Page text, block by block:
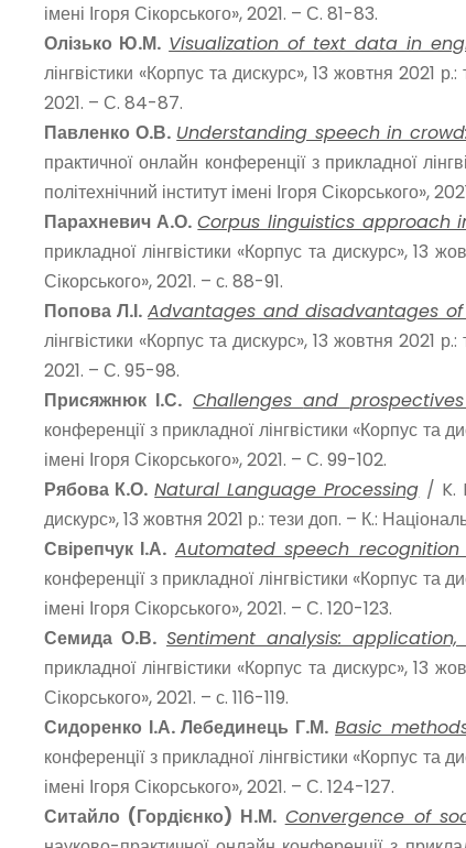
імені Ігоря Сікорського», 2021. – С. 81-83.
Олізько Ю.М. Visualization of text data in
лінгвістики «Корпус та дискурс», 13 жовтня 2021
2021. – С. 84-87.
Павленко О.В. Understanding speech in
практичної онлайн конференції з прикладної
політехнічний інститут імені Ігоря Сікорського»,
Парахневич А.О. Corpus linguistics approach
прикладної лінгвістики «Корпус та дискурс», 13
Сікорського», 2021. – с. 88-91.
Попова Л.І. Advantages and disadvantages
лінгвістики «Корпус та дискурс», 13 жовтня 2021
2021. – С. 95-98.
Присяжнюк І.С. Challengesand
конференції з прикладної лінгвістики «Корпус та
імені Ігоря Сікорського», 2021. – С. 99-102.
Рябова К.О. Natural Language Processing / K.
дискурс», 13 жовтня 2021 р.: тези доп. – К.:
Свірепчук І.А. Automated speech
конференції з прикладної лінгвістики «Корпус та
імені Ігоря Сікорського», 2021. – С. 120-123.
Семида О.В. Sentiment analysis:
прикладної лінгвістики «Корпус та дискурс», 13
Сікорського», 2021. – с. 116-119.
Сидоренко І.А. Лебединець Г.М. Basic
конференції з прикладної лінгвістики «Корпус та
імені Ігоря Сікорського», 2021. – С. 124-127.
Ситайло (Гордієнко) Н.М. Convergence of